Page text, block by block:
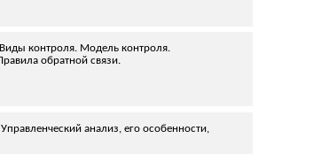
контроля. Модель контроля.
обратной связи.
анализ, его особенности,